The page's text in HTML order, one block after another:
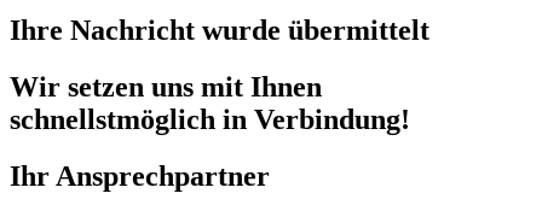
Ihre Nachricht wurde übermittelt
Wir setzen uns mit Ihnen
schnellstmöglich in Verbindung!
Ihr Ansprechpartner